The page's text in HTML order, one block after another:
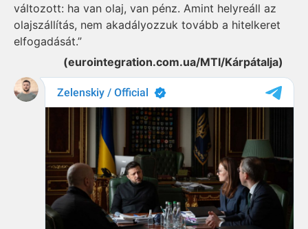
változott: ha van olaj, van pénz. Amint helyreáll az
olajszállítás, nem akadályozzuk tovább a hitelkeret
elfogadását.”
(eurointegration.com.ua/MTI/Kárpátalja)